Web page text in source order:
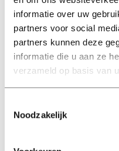
informatie over uw
partners voor social
partners kunnen deze
informatie die u aan ze
verzameld op basis van
Noodzakelijk
Lees ook